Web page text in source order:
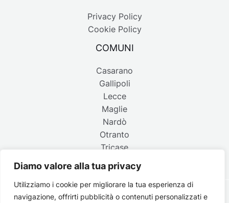
Diamo valore alla tua privacy
Utilizziamo i cookie per migliorare la tua esperienza di
navigazione, offrirti pubblicità o contenuti personalizzati e
Privacy Policy
Cookie Policy
COMUNI
Casarano
Gallipoli
Lecce
Maglie
Nardò
Otranto
Tricase